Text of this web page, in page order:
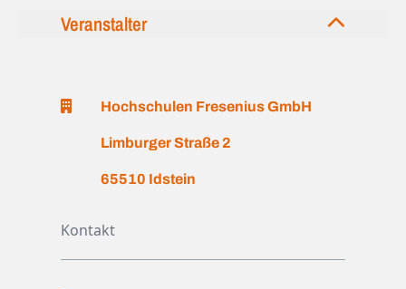
Veranstalter
Hochschulen Fresenius GmbH
Limburger Straße 2
65510 Idstein
Kontakt